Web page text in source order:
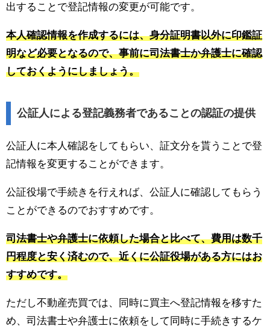
出することで登記情報の変更が可能です。
本人確認情報を作成するには、身分証明書以外に印鑑証
明など必要となるので、事前に司法書士か弁護士に確認
しておくようにしましょう。
公証人による登記義務者であることの認証の提供
公証人に本人確認をしてもらい、証文分を貰うことで登
記情報を変更することができます。
公証役場で手続きを行えれば、公証人に確認してもらう
ことができるのでおすすめです。
司法書士や弁護士に依頼した場合と比べて、費用は数千
円程度と安く済むので、近くに公証役場がある方にはお
すすめです。
ただし不動産売買では、同時に買主へ登記情報を移すた
め、司法書士や弁護士に依頼をして同時に手続きするケ